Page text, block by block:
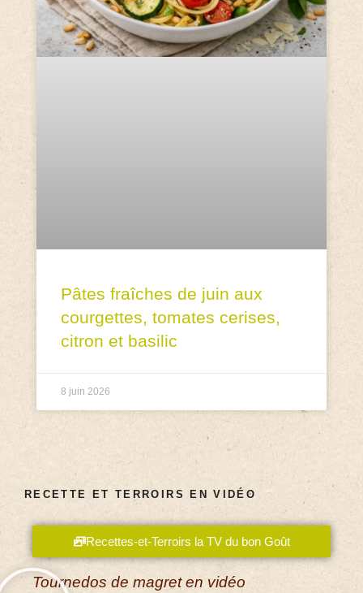
Pâtes fraîches de juin aux
courgettes, tomates cerises,
citron et basilic
8 juin 2026
RECETTE ET TERROIRS EN VIDÉO
Recettes-et-Terroirs la TV du bon Goût
Tournedos de magret en vidéo